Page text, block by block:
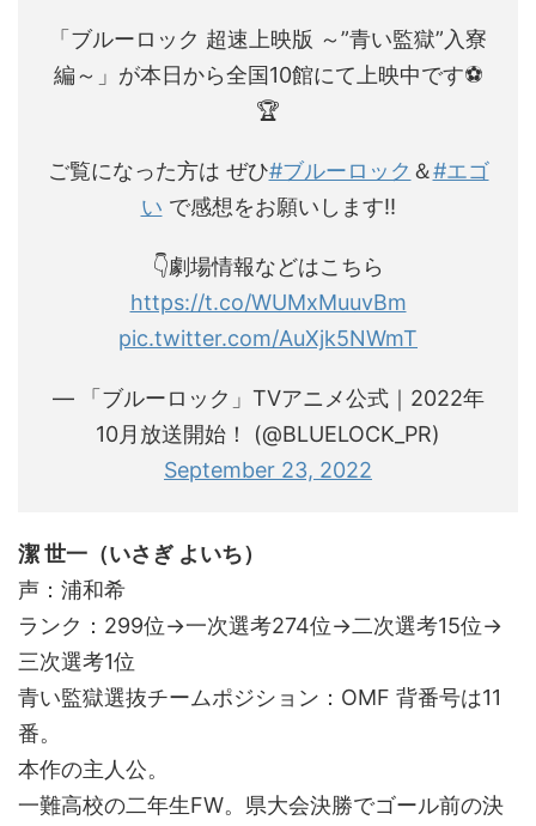
「ブルーロック 超速上映版 ～”青い監獄”入寮
編～」が本日から全国10館にて上映中です⚽️
🏆
ご覧になった方は ぜひ#ブルーロック ＆#エゴ
い で感想をお願いします‼️
👇劇場情報などはこちら
https://t.co/WUMxMuuvBm
pic.twitter.com/AuXjk5NWmT
— 「ブルーロック」TVアニメ公式｜2022年
10月放送開始！ (@BLUELOCK_PR)
September 23, 2022
潔 世一（いさぎ よいち）
声：浦和希
ランク：299位→一次選考274位→二次選考15位→
三次選考1位
青い監獄選抜チームポジション：OMF 背番号は11
番。
本作の主人公。
一難高校の二年生FW。県大会決勝でゴール前の決